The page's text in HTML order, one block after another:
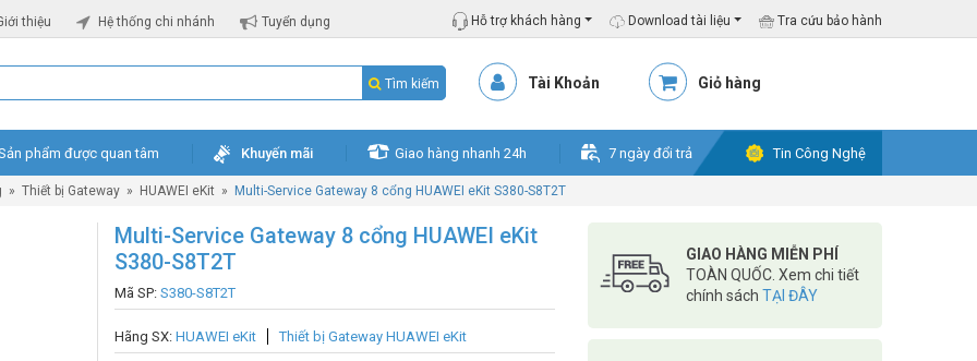
thiệu Hệ thống chi nhánh Tuyển dụng Hỗ trợ khách hàng Download tài liệu Tra cứu bảo hành
Tìm kiếm Tài Khoản Giỏ hàng
phẩm được quan tâm Khuyến mãi Giao hàng nhanh 24h 7 ngày đổi trả Tin Công Nghệ
» Thiết bị Gateway » HUAWEI eKit » Multi-Service Gateway 8 cổng HUAWEI eKit S380-S8T2T
Multi-Service Gateway 8 cổng HUAWEI eKit
S380-S8T2T
Mã SP: S380-S8T2T
Hãng SX: HUAWEI eKit Thiết bị Gateway HUAWEI eKit
GIAO HÀNG MIỄN PHÍ
TOÀN QUỐC. Xem chi tiết
chính sách TẠI ĐÂY